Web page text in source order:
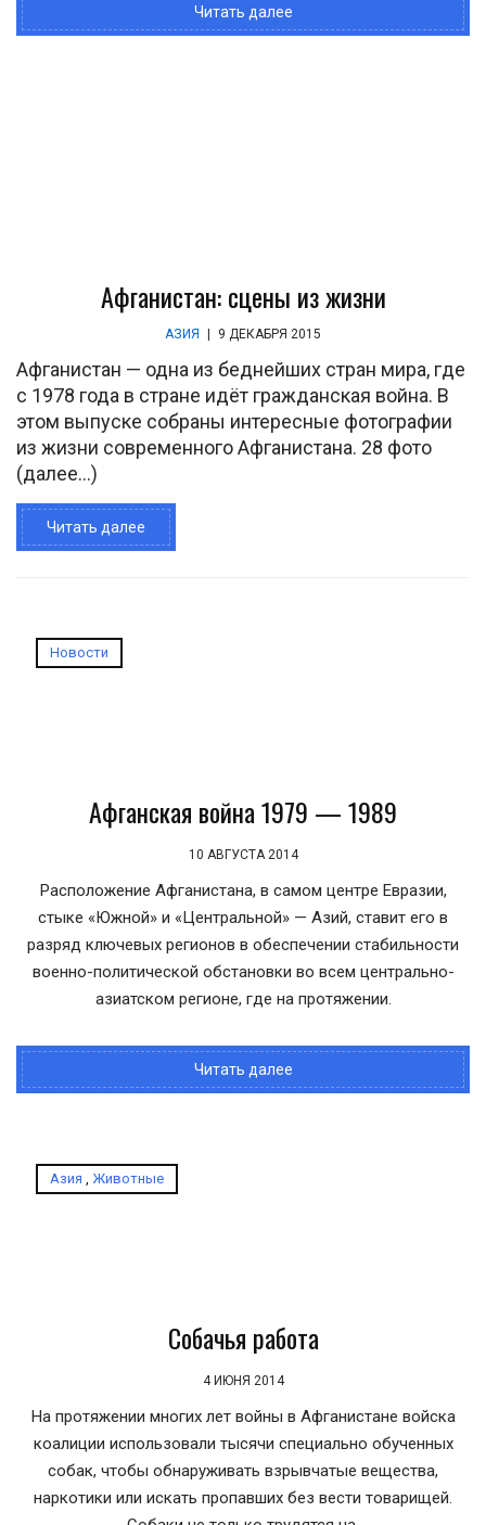
Читать далее
Афганистан: сцены из жизни
АЗИЯ | 9 ДЕКАБРЯ 2015
Афганистан — одна из беднейших стран мира, где
с 1978 года в стране идёт гражданская война. В
этом выпуске собраны интересные фотографии
из жизни современного Афганистана. 28 фото
(далее…)
Читать далее
Новости
Афганская война 1979 — 1989
10 АВГУСТА 2014
Расположение Афганистана, в самом центре Евразии,
стыке «Южной» и «Центральной» — Азий, ставит его в
разряд ключевых регионов в обеспечении стабильности
военно-политической обстановки во всем центрально-
азиатском регионе, где на протяжении.
Читать далее
Азия Животные
Собачья работа
4 ИЮНЯ 2014
На протяжении многих лет войны в Афганистане войска
коалиции использовали тысячи специально обученных
собак, чтобы обнаруживать взрывчатые вещества,
наркотики или искать пропавших без вести товарищей.